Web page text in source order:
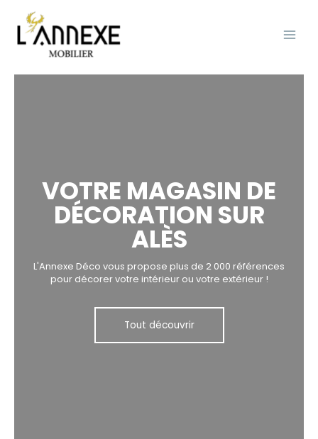
contenu
VOTRE MAGASIN DE
DÉCORATION SUR
ALÈS
L'Annexe Déco vous propose plus de 2 000 références
pour décorer votre intérieur ou votre extérieur !
Tout découvrir